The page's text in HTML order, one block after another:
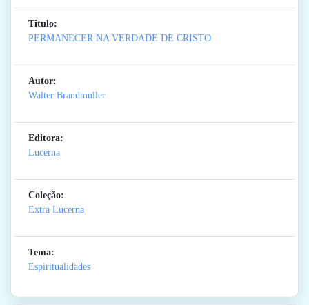
Titulo:
PERMANECER NA VERDADE DE CRISTO
Autor:
Walter Brandmuller
Editora:
Lucerna
Coleção:
Extra Lucerna
Tema:
Espiritualidades